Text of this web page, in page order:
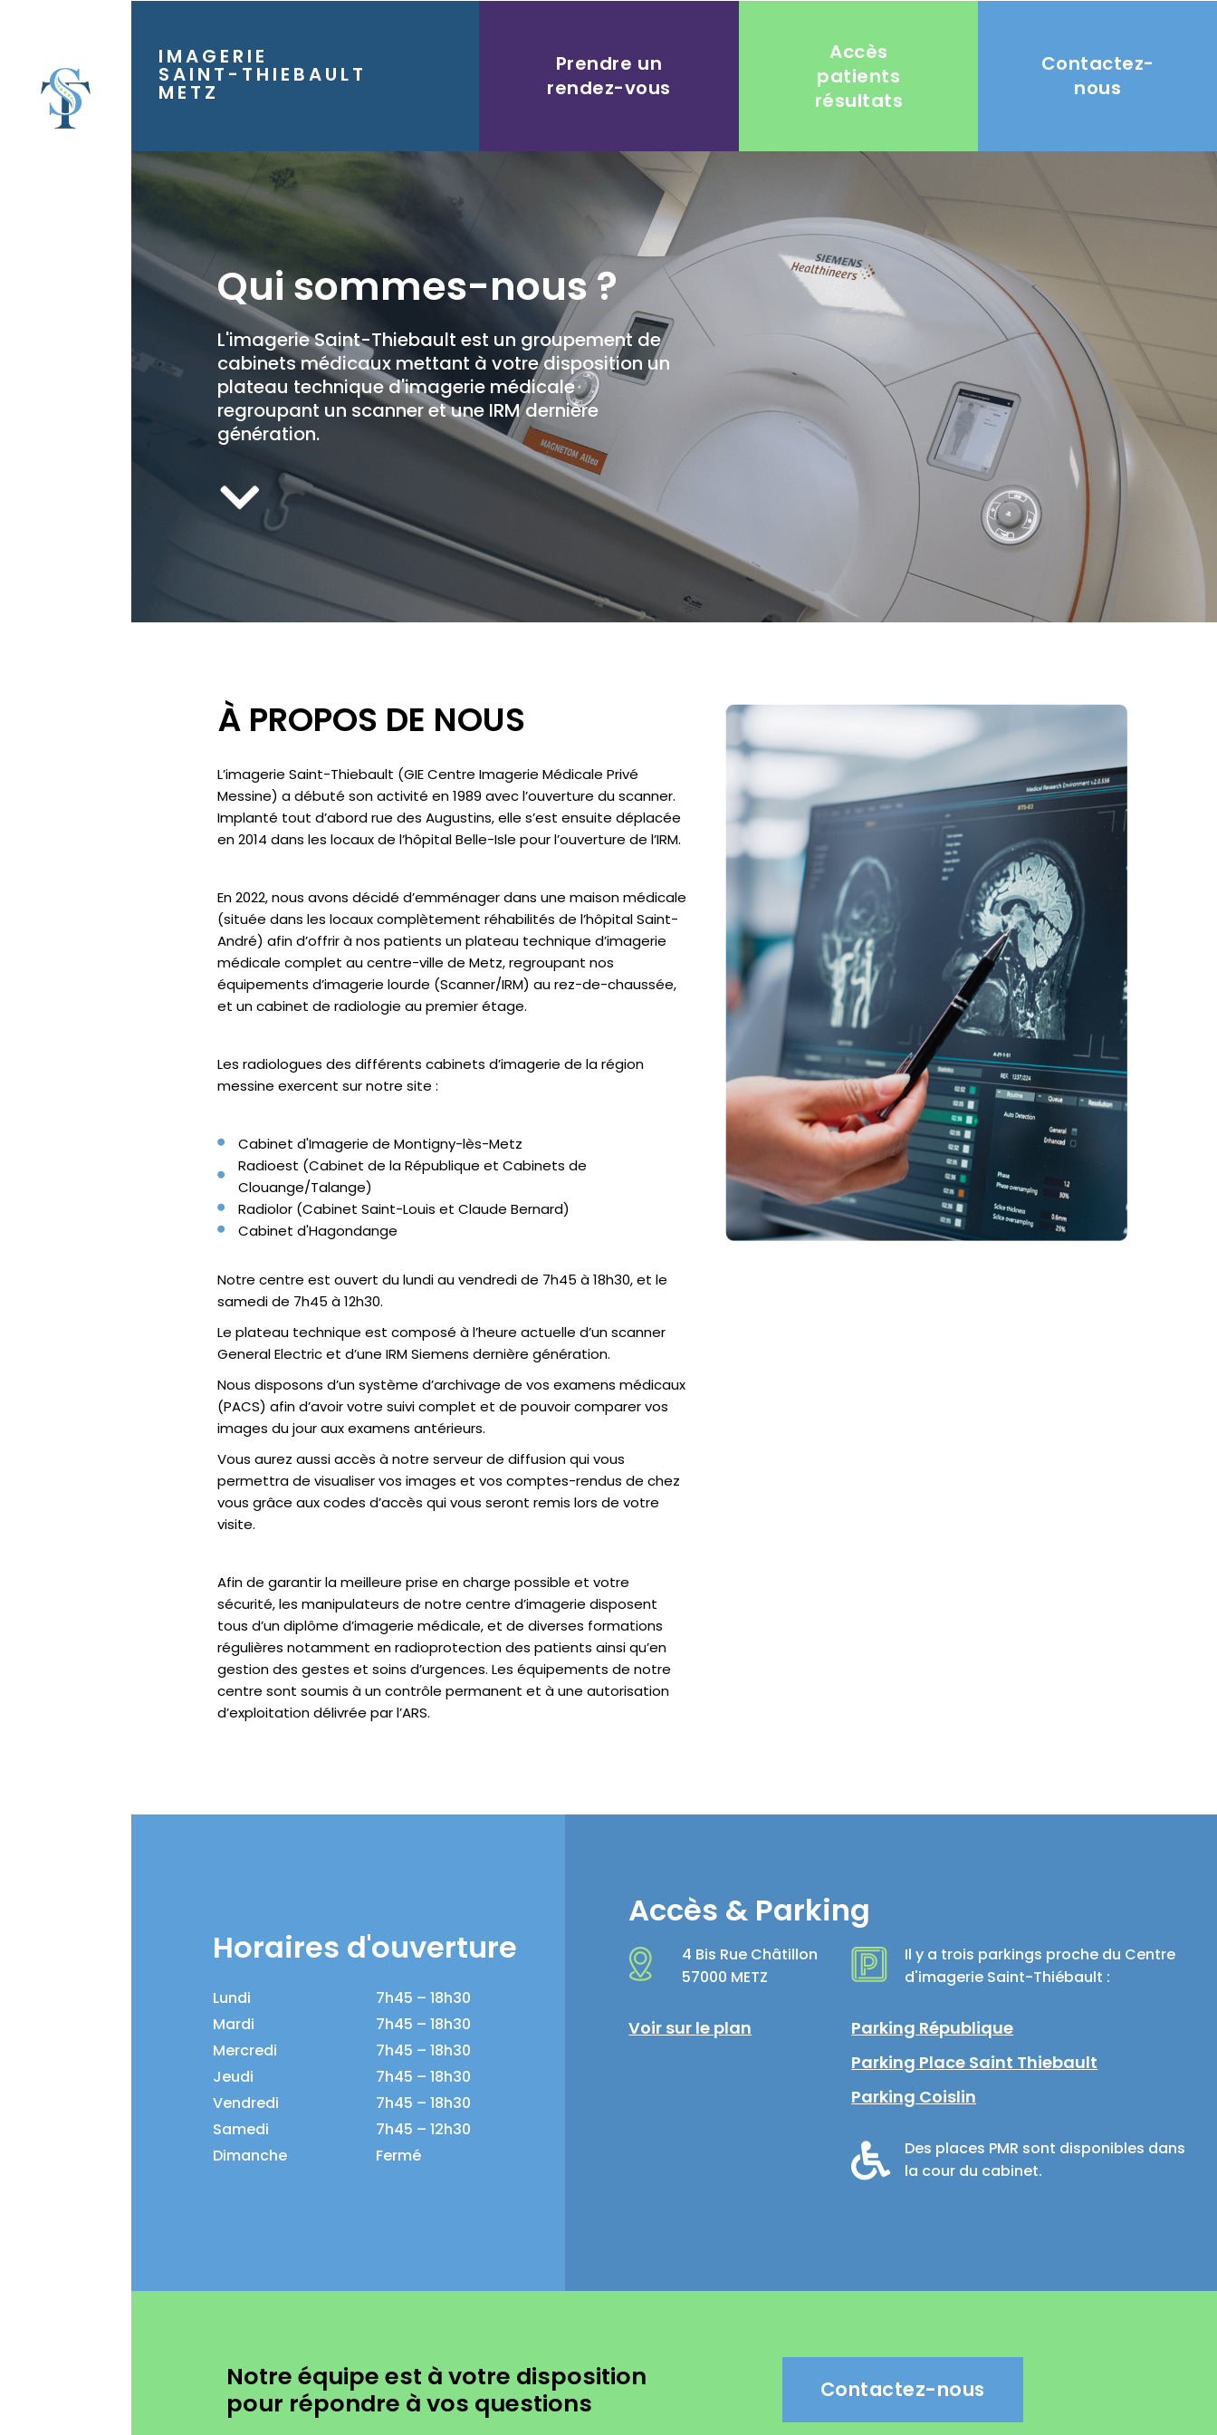
IMAGERIE
SAINT-THIEBAULT
METZ
Prendre un
rendez-vous
Accès
patients
résultats
Contactez-
nous
Qui sommes-nous ?
L'imagerie Saint-Thiebault est un groupement de
cabinets médicaux mettant à votre disposition un
plateau technique d'imagerie médicale
regroupant un scanner et une IRM dernière
génération.
À PROPOS DE NOUS
L’imagerie Saint-Thiebault (GIE Centre Imagerie Médicale Privé
Messine) a débuté son activité en 1989 avec l’ouverture du scanner.
Implanté tout d’abord rue des Augustins, elle s’est ensuite déplacée
en 2014 dans les locaux de l’hôpital Belle-Isle pour l’ouverture de l’IRM.
En 2022, nous avons décidé d’emménager dans une maison médicale
(située dans les locaux complètement réhabilités de l’hôpital Saint-
André) afin d’offrir à nos patients un plateau technique d’imagerie
médicale complet au centre-ville de Metz, regroupant nos
équipements d’imagerie lourde (Scanner/IRM) au rez-de-chaussée,
et un cabinet de radiologie au premier étage.
Les radiologues des différents cabinets d’imagerie de la région
messine exercent sur notre site :
Cabinet d'Imagerie de Montigny-lès-Metz
Radioest (Cabinet de la République et Cabinets de
Clouange/Talange)
Radiolor (Cabinet Saint-Louis et Claude Bernard)
Cabinet d'Hagondange
Notre centre est ouvert du lundi au vendredi de 7h45 à 18h30, et le
samedi de 7h45 à 12h30.
Le plateau technique est composé à l’heure actuelle d’un scanner
General Electric et d’une IRM Siemens dernière génération.
Nous disposons d’un système d’archivage de vos examens médicaux
(PACS) afin d’avoir votre suivi complet et de pouvoir comparer vos
images du jour aux examens antérieurs.
Vous aurez aussi accès à notre serveur de diffusion qui vous
permettra de visualiser vos images et vos comptes-rendus de chez
vous grâce aux codes d’accès qui vous seront remis lors de votre
visite.
Afin de garantir la meilleure prise en charge possible et votre
sécurité, les manipulateurs de notre centre d’imagerie disposent
tous d’un diplôme d’imagerie médicale, et de diverses formations
régulières notamment en radioprotection des patients ainsi qu’en
gestion des gestes et soins d’urgences. Les équipements de notre
centre sont soumis à un contrôle permanent et à une autorisation
d’exploitation délivrée par l’ARS.
Horaires d'ouverture
Lundi
Mardi
Mercredi
Jeudi
Vendredi
Samedi
Dimanche
7h45 – 18h30
7h45 – 18h30
7h45 – 18h30
7h45 – 18h30
7h45 – 18h30
7h45 – 12h30
Fermé
Accès & Parking
4 Bis Rue Châtillon
57000 METZ
Il y a trois parkings proche du Centre
d'imagerie Saint-Thiébault :
Voir sur le plan
Parking République
Parking Place Saint Thiebault
Parking Coislin
Des places PMR sont disponibles dans
la cour du cabinet.
Notre équipe est à votre disposition
pour répondre à vos questions
Contactez-nous